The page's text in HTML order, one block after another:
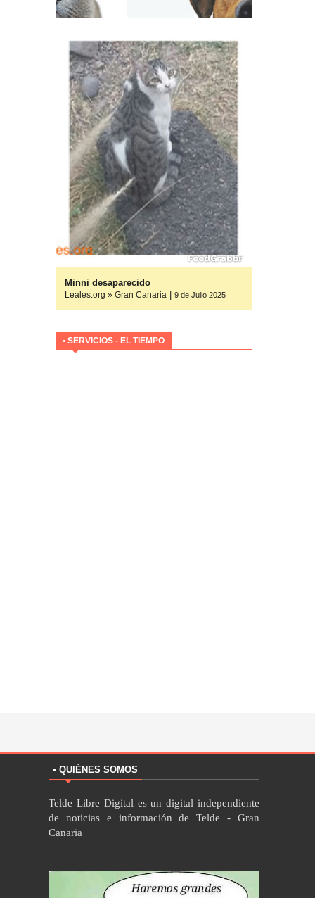
Minni desaparecido
Leales.org » Gran Canaria | 9 de Julio 2025
• SERVICIOS - EL TIEMPO
• QUIÉNES SOMOS
Telde Libre Digital es un digital independiente
de noticias e información de Telde - Gran
Canaria